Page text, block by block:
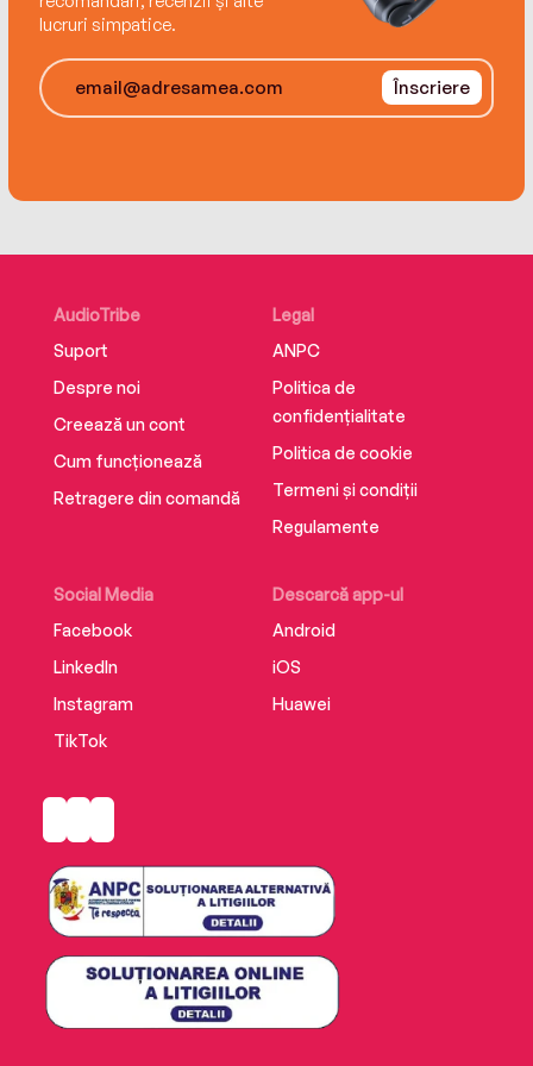
lucruri simpatice.
Înscriere
AudioTribe
Suport
Despre noi
Creează un cont
Cum funcționează
Retragere din comandă
Social Media
Facebook
LinkedIn
Instagram
TikTok
Descarcă app-ul
Android
iOS
Huawei
Legal
ANPC
Politica de
confidențialitate
Politica de cookie
Termeni și condiții
Regulamente